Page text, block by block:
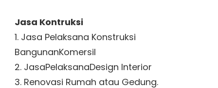
Jasa Kontruksi
1. Jasa Pelaksana Konstruksi
BangunanKomersil
2. JasaPelaksanaDesign Interior
3. Renovasi Rumah atau Gedung.